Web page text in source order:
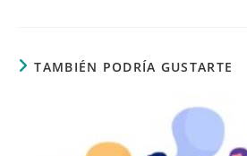
TAMBIÉN PODRÍA GUSTARTE